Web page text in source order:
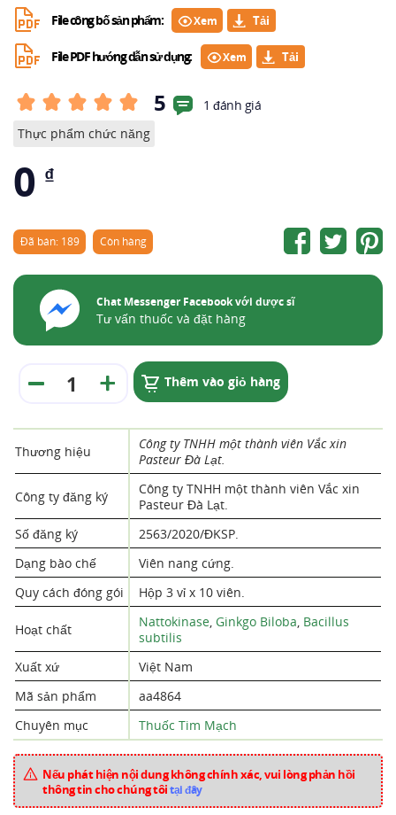
File công bố sản phẩm: Xem
File PDF hướng dẫn sử dụng: Xem
5
1 đánh giá
Thực phẩm chức năng
0 ₫
Đã bán: 189 Còn hàng
Chat Messenger Facebook với dược sĩ
Tư vấn thuốc và đặt hàng
Thêm vào giỏ hàng
Thương hiệu
Công ty TNHH một thành viên Vắc xin
Pasteur Đà Lạt.
Công ty đăng ký
Công ty TNHH một thành viên Vắc xin
Pasteur Đà Lạt.
Số đăng ký
2563/2020/ĐKSP.
Dạng bào chế
Viên nang cứng.
Quy cách đóng gói
Hộp 3 vỉ x 10 viên.
Hoạt chất Nattokinase, Ginkgo Biloba, Bacillus
subtilis
Xuất xứ
Việt Nam
Mã sản phẩm
aa4864
Chuyên mục
Thuốc Tim Mạch
Nếu phát hiện nội dung không chính xác, vui lòng phản hồi
thông tin cho chúng tôitại đây